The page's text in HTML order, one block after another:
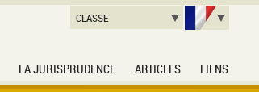
LA JURISPRUDENCE ARTICLES LIENS
CLASSE